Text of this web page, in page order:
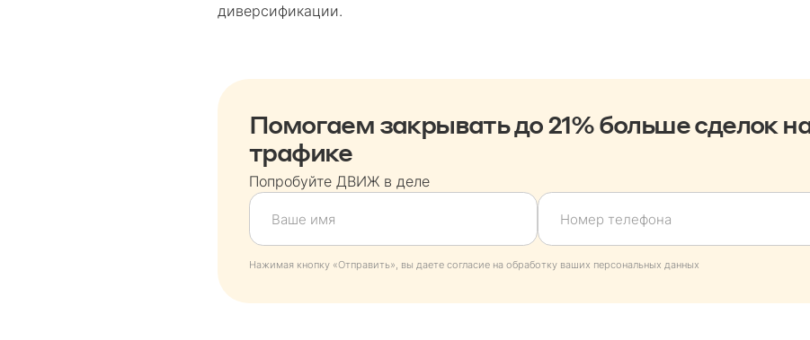
диверсификации.
Помогаем закрывать до 21% больше сделок
трафике
Попробуйте ДВИЖ в деле
Нажимая кнопку «Отправить», вы даете согласие на обработку ваших персональных данных